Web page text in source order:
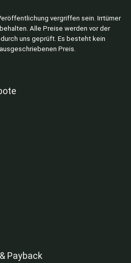
vergriffen sein. Irrtümer
Alle Preise werden vor der
uns geprüft. Es besteht kein
Preis.
Payback